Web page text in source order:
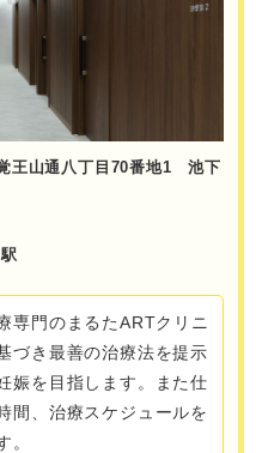
王山通八丁目70番地1 池下
専門のまるたARTクリニ
づき最善の治療法を提示
娠を目指します。また仕
間、治療スケジュールを
。